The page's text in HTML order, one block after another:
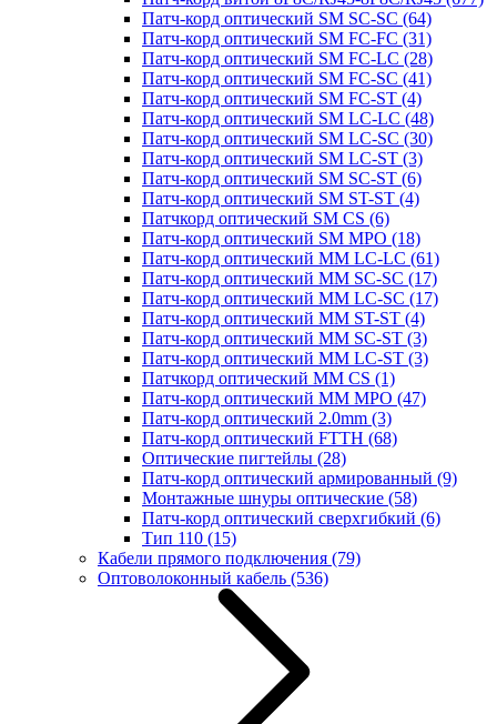
Патч-корд оптический SM SC-SC (64)
Патч-корд оптический SM FC-FC (31)
Патч-корд оптический SM FC-LC (28)
Патч-корд оптический SM FC-SC (41)
Патч-корд оптический SM FC-ST (4)
Патч-корд оптический SM LC-LC (48)
Патч-корд оптический SM LC-SC (30)
Патч-корд оптический SM LC-ST (3)
Патч-корд оптический SM SC-ST (6)
Патч-корд оптический SM ST-ST (4)
Патчкорд оптический SM CS (6)
Патч-корд оптический SM MPO (18)
Патч-корд оптический MM LC-LC (61)
Патч-корд оптический MM SC-SC (17)
Патч-корд оптический MM LC-SC (17)
Патч-корд оптический MM ST-ST (4)
Патч-корд оптический MM SC-ST (3)
Патч-корд оптический MM LC-ST (3)
Патчкорд оптический MM CS (1)
Патч-корд оптический MM MPO (47)
Патч-корд оптический 2.0mm (3)
Патч-корд оптический FTTH (68)
Оптические пигтейлы (28)
Патч-корд оптический армированный (9)
Монтажные шнуры оптические (58)
Патч-корд оптический сверхгибкий (6)
Тип 110 (15)
Кабели прямого подключения (79)
Оптоволоконный кабель (536)